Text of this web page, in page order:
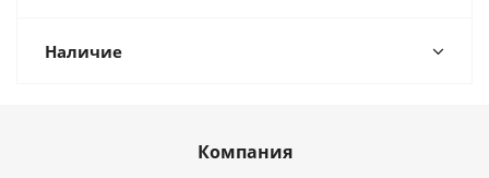
Наличие
Компания